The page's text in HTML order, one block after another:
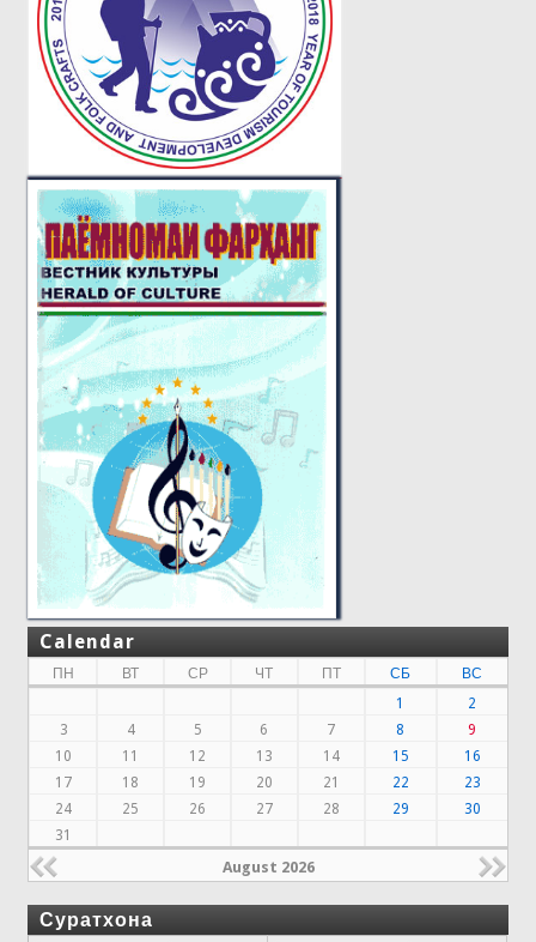
Calendar
ПН ВТ СР ЧТ ПТ СБ
ВС
1
2
3
4 5 6 7 8
9
10
11 12 13 14 15
16
17
18 19 20 21 22
23
24
25 26 27 28 29
30
31
August 2026
Суратхона